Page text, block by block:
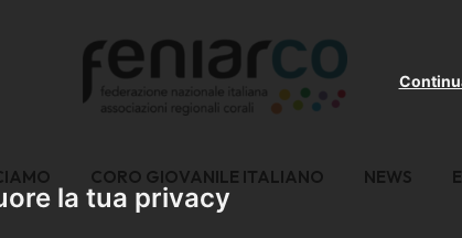
la tua privacy
CORO GIOVANILE ITALIANO NEWS